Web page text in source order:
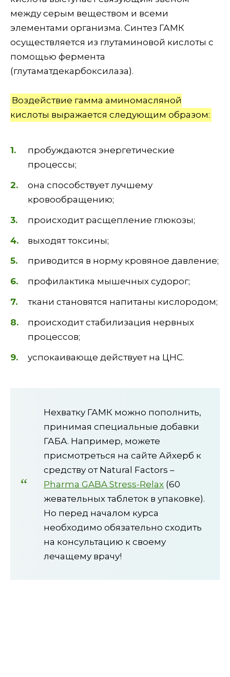
между серым веществом и всеми
элементами организма. Синтез ГАМК
осуществляется из глутаминовой кислоты с
помощью фермента
(глутаматдекарбоксилаза).
Воздействие гамма аминомасляной
кислоты выражается следующим образом:
пробуждаются энергетические
процессы;
она способствует лучшему
кровообращению;
происходит расщепление глюкозы;
выходят токсины;
приводится в норму кровяное давление;
профилактика мышечных судорог;
ткани становятся напитаны кислородом;
происходит стабилизация нервных
процессов;
успокаивающе действует на ЦНС.
Нехватку ГАМК можно пополнить,
принимая специальные добавки
ГАБА. Например, можете
присмотреться на сайте Айхерб к
средству от Natural Factors –
Pharma GABA Stress-Relax (60
жевательных таблеток в упаковке).
Но перед началом курса
необходимо обязательно сходить
на консультацию к своему
лечащему врачу!